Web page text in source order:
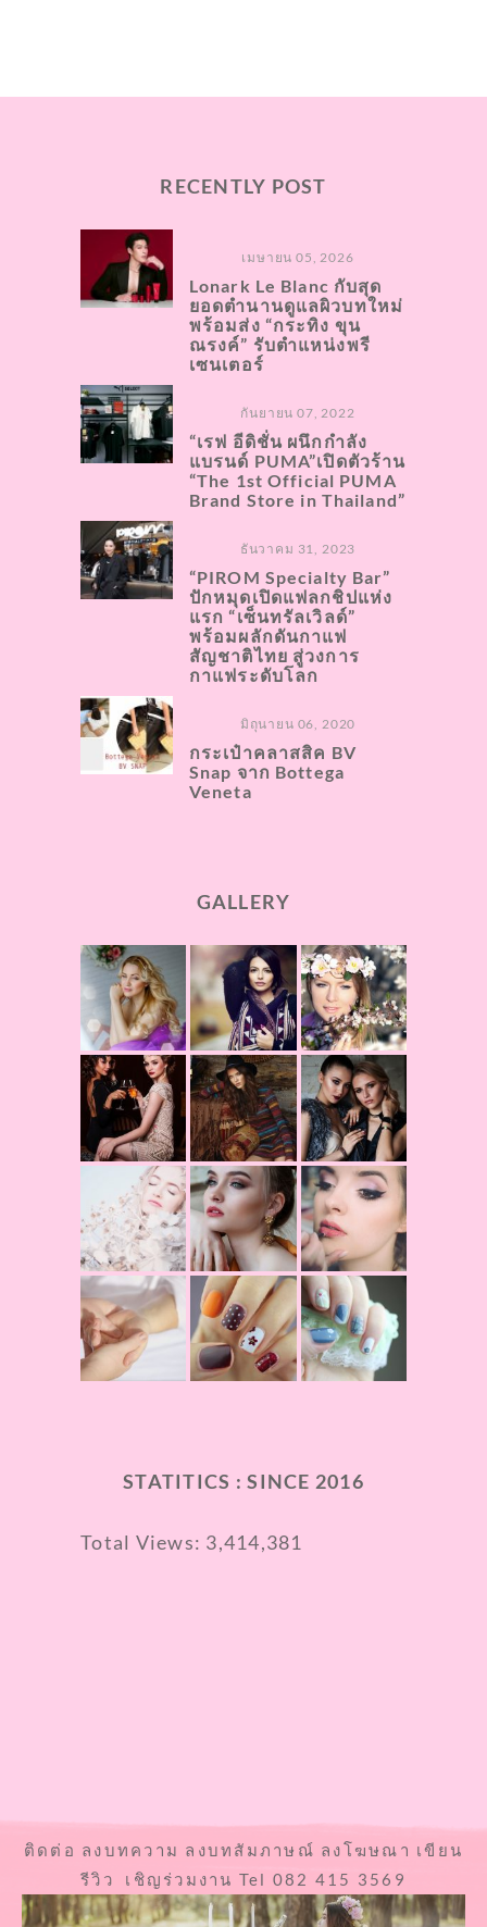
RECENTLY POST
เมษายน 05, 2026
Lonark Le Blanc กับสุด
ยอดตำนานดูแลผิวบทใหม่
พร้อมส่ง “กระทิง ขุน
ณรงค์” รับตำแหน่งพรี
เซนเตอร์
กันยายน 07, 2022
“เรฟ อีดิชั่น ผนึกกำลัง
แบรนด์ PUMA”เปิดตัวร้าน
“The 1st Official PUMA
Brand Store in Thailand”
ธันวาคม 31, 2023
“PIROM Specialty Bar”
ปักหมุดเปิดแฟลกชิปแห่ง
แรก “เซ็นทรัลเวิลด์”
พร้อมผลักดันกาแฟ
สัญชาติไทย สู่วงการ
กาแฟระดับโลก
มิถุนายน 06, 2020
กระเป๋าคลาสสิค​ BV
Snap จาก Bottega
Veneta
GALLERY
STATITICS : SINCE 2016
Total Views: 3,414,381
ติดต่อ ลงบทความ ลงบทสัมภาษณ์ ลงโฆษณา เขียน
รีวิว เชิญร่วมงาน Tel 082 415 3569